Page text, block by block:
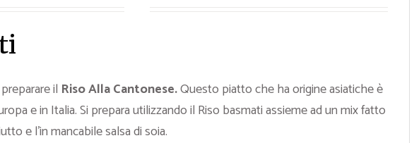
il Riso Alla Cantonese.Questo piatto che ha origine asiatiche è
e in Italia. Si prepara utilizzando il Riso basmati assieme ad un mix fatto
e l’in mancabile salsa di soia.